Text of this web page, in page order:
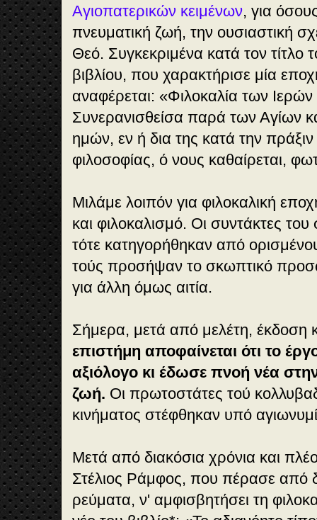
Αγιοπατερικών κειμένων, για
πνευματική ζωή, την ουσιαστική
Θεό. Συγκεκριμένα κατά τον τίτλο
βιβλίου, που χαρακτήρισε μία
αναφέρεται: «Φιλοκαλία των
Συνερανισθείσα παρά των Αγίων
ημών, εν ή δια της κατά την
φιλοσοφίας, ό νους καθαίρεται,
Μιλάμε λοιπόν για φιλοκαλική
και φιλοκαλισμό. Οι συντάκτες του
τότε κατηγορήθηκαν από
τούς προσήψαν το σκωπτικό
για άλλη όμως αιτία.
Σήμερα, μετά από μελέτη, έκδοση
επιστήμη αποφαίνεται ότι το
αξιόλογο κι έδωσε πνοή νέα
ζωή. Οι πρωτοστάτες τού
κινήματος στέφθηκαν υπό
Μετά από διακόσια χρόνια και
Στέλιος Ράμφος, που πέρασε από
ρεύματα, ν' αμφισβητήσει τη